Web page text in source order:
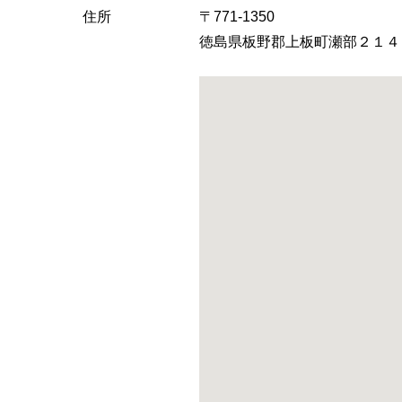
住所
〒771-1350
徳島県板野郡上板町瀬部２１